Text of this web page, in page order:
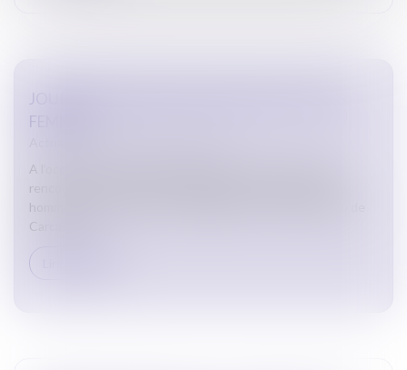
JOURNÉE INTERNATIONALE DES DROITS DES
FEMMES
A l’occasion de cette journée du 8 mars, au cours d’une
rencontre avec la presse, le Bâtonnier a souhaité rendre
hommage aux femmes qui s’engagent au sein du barreau de
Carcasso...